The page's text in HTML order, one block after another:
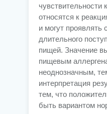
относятся к
и могут проявлять
длительного
пищей. Значение
пищевым
неоднозначным,
интерпретация
тем, что
быть вариантом